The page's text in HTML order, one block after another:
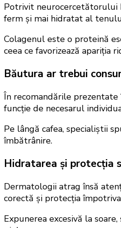
Potrivit neurocercetătorului
ferm și mai hidratat al
Colagenul este o proteină
ceea ce favorizează apariția
Băutura ar trebui
În recomandările
funcție de necesarul
Pe lângă cafea, specialiștii
îmbătrânire.
Hidratarea și protecția
Dermatologii atrag însă
corectă și protecția
Expunerea excesivă la